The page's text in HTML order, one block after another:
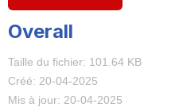
Overall
Taille du fichier: 101.64 KB
Créé: 20-04-2025
Mis à jour: 20-04-2025